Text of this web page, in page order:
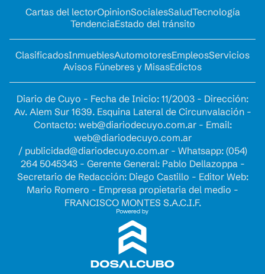
Cartas del lectorOpinionSocialesSaludTecnología
TendenciaEstado del tránsito
ClasificadosInmueblesAutomotoresEmpleosServicios
Avisos Fúnebres y MisasEdictos
Diario de Cuyo - Fecha de Inicio: 11/2003 - Dirección:
Av. Alem Sur 1639. Esquina Lateral de Circunvalación -
Contacto: web@diariodecuyo.com.ar- Email:
web@diariodecuyo.com.ar
/ publicidad@diariodecuyo.com.ar- Whatsapp: (054)
264 5045343 - Gerente General: Pablo Dellazoppa -
Secretario de Redacción: Diego Castillo - Editor Web:
Mario Romero - Empresa propietaria del medio -
FRANCISCO MONTES S.A.C.I.F.